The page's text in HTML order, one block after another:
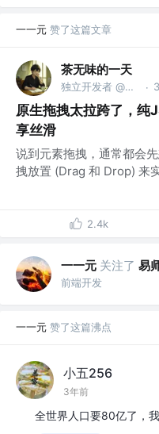
一一元 赞了这篇文章
茶无味的一天
独立开发者 @迅排 ·
原生拖拽太拉跨了，纯
享丝滑
说到元素拖拽，通常都会
拽放置 (Drag 和 Drop) 来
2.4k
一一元 关注了 易
前端开发
一一元 赞了这篇沸点
小五256
3年前
全世界人口要80亿了，